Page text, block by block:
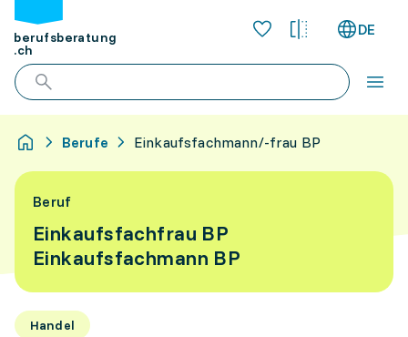
berufsberatung
.ch
DE
Berufe Einkaufsfachmann/-frau BP
Beruf
Einkaufsfachfrau BP
Einkaufsfachmann BP
Handel